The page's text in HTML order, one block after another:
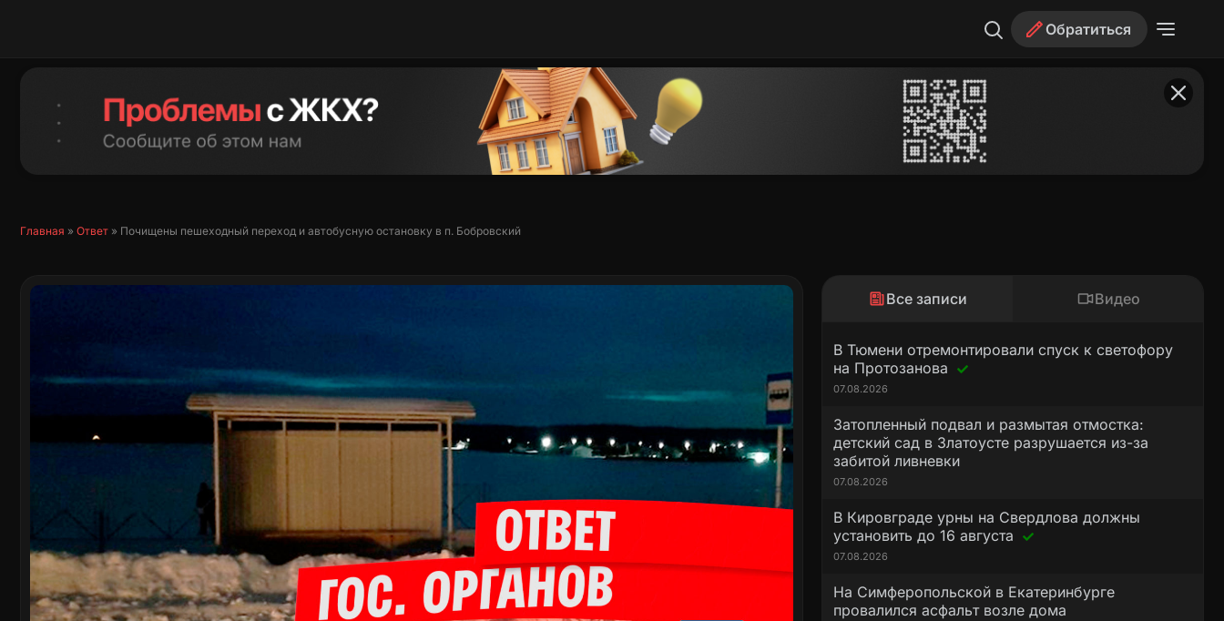
Обратиться
Главная » Ответ » Почищены пешеходный переход и автобусную остановку в п. Бобровский
Все записи Видео
В Тюмени отремонтировали спуск к светофору
на Протозанова
07.08.2026
Затопленный подвал и размытая отмостка:
детский сад в Златоусте разрушается из-за
забитой ливневки
07.08.2026
В Кировграде урны на Свердлова должны
установить до 16 августа
07.08.2026
На Симферопольской в Екатеринбурге
провалился асфальт возле дома